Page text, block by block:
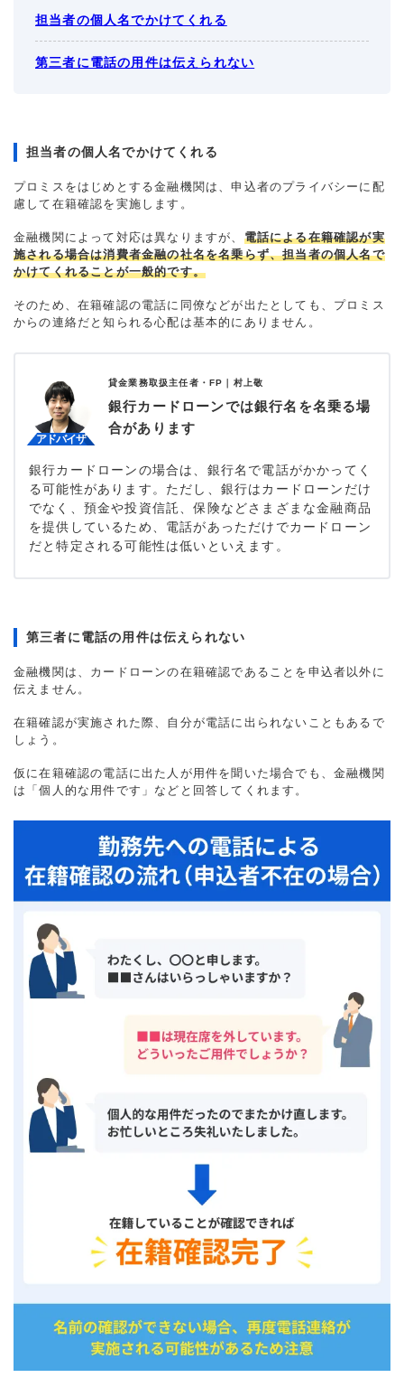
担当者の個人名でかけてくれる
第三者に電話の用件は伝えられない
担当者の個人名でかけてくれる
プロミスをはじめとする金融機関は、申込者のプライバシーに配
慮して在籍確認を実施します。
金融機関によって対応は異なりますが、 電話による在籍確認が実
施される場合は消費者金融の社名を名乗らず、担当者の個人名で
かけてくれることが一般的です。
そのため、在籍確認の電話に同僚などが出たとしても、プロミス
からの連絡だと知られる心配は基本的にありません。
貸金業務取扱主任者・FP｜ 村上敬
銀行カードローンでは銀行名を名乗る場
合があります
銀行カードローンの場合は、銀行名で電話がかかってく
る可能性があります。ただし、銀行はカードローンだけ
でなく、預金や投資信託、保険などさまざまな金融商品
を提供しているため、電話があっただけでカードローン
だと特定される可能性は低いといえます。
第三者に電話の用件は伝えられない
金融機関は、カードローンの在籍確認であることを申込者以外に
伝えません。
在籍確認が実施された際、自分が電話に出られないこともあるで
しょう。
仮に在籍確認の電話に出た人が用件を聞いた場合でも、金融機関
は「個人的な用件です」などと回答してくれます。